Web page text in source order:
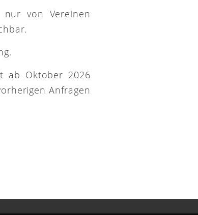
von Vereinen
ab Oktober 2026
Anfragen